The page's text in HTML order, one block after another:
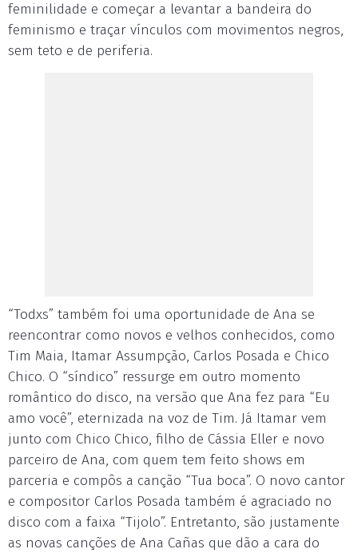
feminilidade e começar a levantar a bandeira do
feminismo e traçar vínculos com movimentos negros,
sem teto e de periferia.
“Todxs” também foi uma oportunidade de Ana se
reencontrar como novos e velhos conhecidos, como
Tim Maia, Itamar Assumpção, Carlos Posada e Chico
Chico. O “síndico” ressurge em outro momento
romântico do disco, na versão que Ana fez para “Eu
amo você”, eternizada na voz de Tim. Já Itamar vem
junto com Chico Chico, filho de Cássia Eller e novo
parceiro de Ana, com quem tem feito shows em
parceria e compôs a canção “Tua boca”. O novo cantor
e compositor Carlos Posada também é agraciado no
disco com a faixa “Tijolo”. Entretanto, são justamente
as novas canções de Ana Cañas que dão a cara do